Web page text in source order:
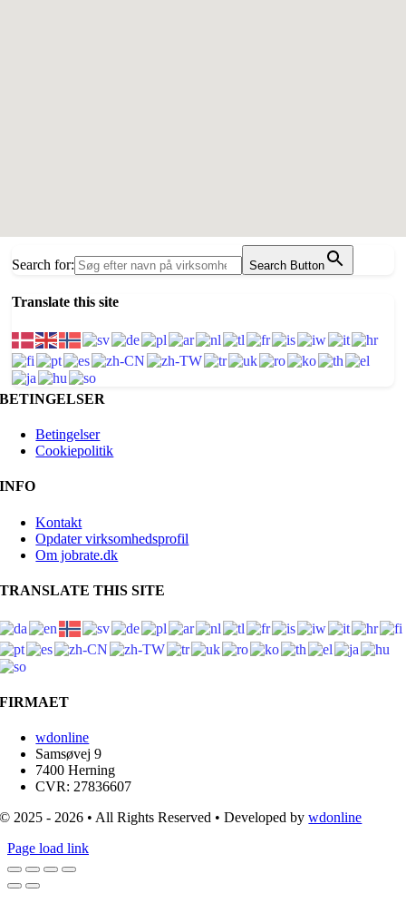
Search for: Search Button
Translate this site
BETINGELSER
Betingelser
Cookiepolitik
INFO
Kontakt
Opdater virksomhedsprofil
Om jobrate.dk
TRANSLATE THIS SITE
FIRMAET
wdonline
Samsøvej 9
7400 Herning
CVR: 27836607
© 2025 - 2026 • All Rights Reserved • Developed bywdonline
Page load link